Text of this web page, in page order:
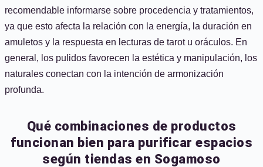
recomendable informarse sobre procedencia y tratamientos,
ya que esto afecta la relación con la energía, la duración en
amuletos y la respuesta en lecturas de tarot u oráculos. En
general, los pulidos favorecen la estética y manipulación, los
naturales conectan con la intención de armonización
profunda.
Qué combinaciones de productos
funcionan bien para purificar espacios
según tiendas en Sogamoso